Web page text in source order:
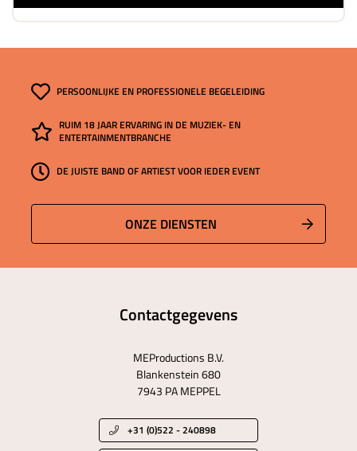
PERSOONLIJKE EN PROFESSIONELE BEGELEIDING
RUIM 18 JAAR ERVARING IN DE MUZIEK- EN
ENTERTAINMENTBRANCHE
DE JUISTE BAND OF ARTIEST VOOR IEDER EVENT
ONZE DIENSTEN
Contactgegevens
MEProductions B.V.
Blankenstein 680
7943 PA MEPPEL
+31 (0)522 - 240898